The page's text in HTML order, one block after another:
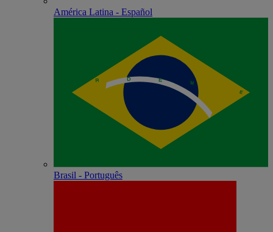
América Latina - Español
Brasil - Português